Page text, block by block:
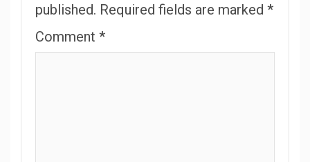
published. Required fields are marked *
Comment *